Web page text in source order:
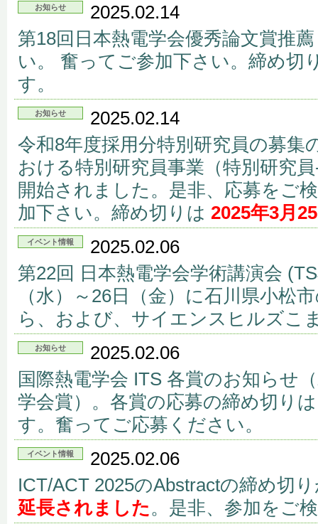
お知らせ
2025.02.14
第18回日本熱電学会優秀論文賞推
い。 奮ってご参加下さい。締め切
す。
お知らせ
2025.02.14
令和8年度採用分特別研究員の募集
おける特別研究員事業（特別研究
開始されました。是非、応募をご
加下さい。締め切りは 2025年3月
イベント情報
2025.02.06
第22回 日本熱電学会学術講演会
（水）～26日（金）に石川県小松
ら、および、サイエンスヒルズこ
お知らせ
2025.02.06
国際熱電学会 ITS 各賞のお知らせ
学会賞）。各賞の応募の締め切り
す。奮ってご応募ください。
イベント情報
2025.02.06
ICT/ACT 2025のAbstractの締め切
延長されました 。是非、参加をご